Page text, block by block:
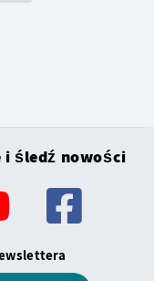
i śledź nowości